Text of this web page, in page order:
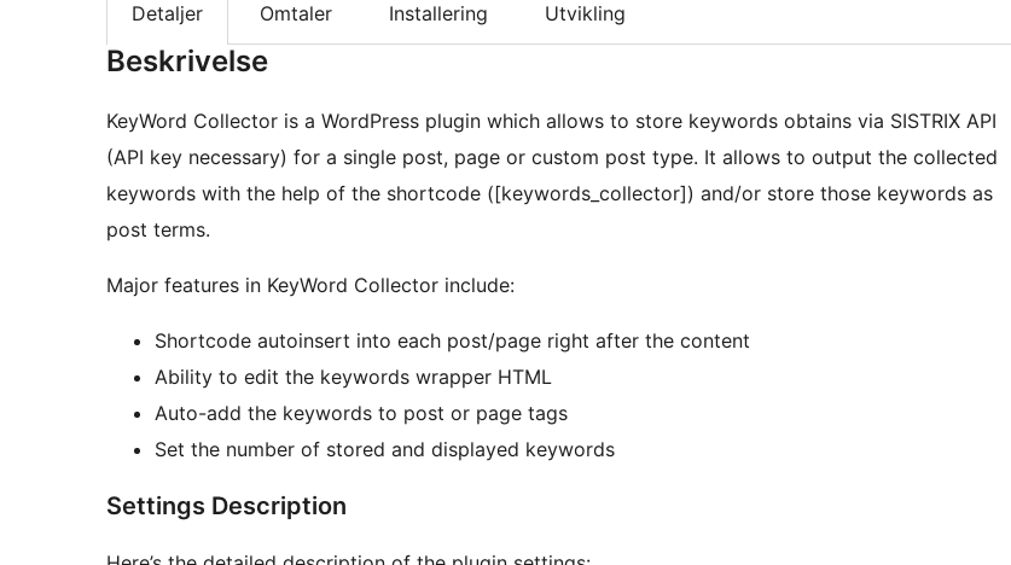
Detaljer Omtaler Installering Utvikling
Beskrivelse
KeyWord Collector is a WordPress plugin which allows to store keywords obtains via SISTRIX API
(API key necessary) for a single post, page or custom post type. It allows to output the collected
keywords with the help of the shortcode ([keywords_collector]) and/or store those keywords as
post terms.
Major features in KeyWord Collector include:
Shortcode autoinsert into each post/page right after the content
Ability to edit the keywords wrapper HTML
Auto-add the keywords to post or page tags
Set the number of stored and displayed keywords
Settings Description